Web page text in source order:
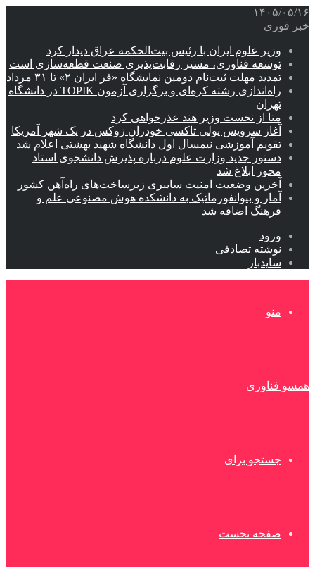
۱۴۰۵/۰۵/۱۶
خبر فوری
وزیر علوم ایران با رئیس بیت‌الحکمه عراق دیدار کرد
توسعه فناوری، مسیر رقابت‌پذیری صنعت قطعه‌سازی است
تمدید مهلت ثبت‌نام دومین نمایشگاه «فر ایران ۲» تا ۳۱ مرداد
راه‌اندازی رشته کره‌ای و برگزاری آزمون TOPIK در دانشگاه
تهران
متا از نخست وزیر هند عذرخواهی کرد
آغاز سرویس پولی تاکسی خودران زوکس در یک شهر آمریکا
تقویم آموزشی نیمسال اول دانشگاه شهید بهشتی اعلام شد
دستور جدید وزارت علوم درباره پذیرش دانشجوی استاد
محور ابلاغ شد
آخرین وضعیت امنیت سایبری زیرساخت‌های راه‌آهن کشور
آمار و بیوانفورماتیک به دانشکده هوش مصنوعی علم و
فرهنگ اضافه شد
ورود
نوشته تصادفی
سایدبار
منو
همسو فناوری
جستجو برای
صفحه نخست